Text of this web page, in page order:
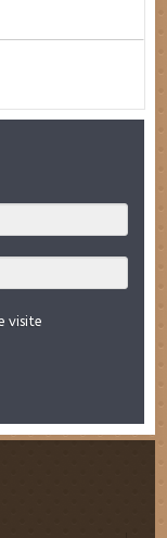
visite